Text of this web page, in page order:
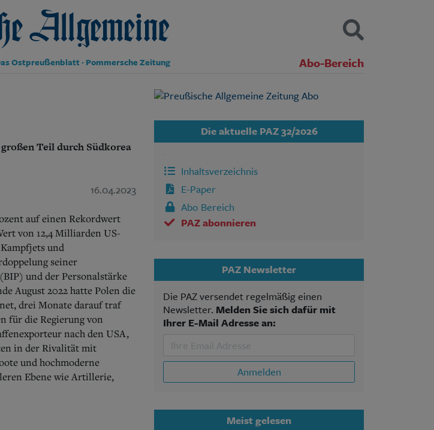
Ostpreußenblatt · Pommersche Zeitung Abo-Bereich
Gesellschaft
Brandenburg
Schlesien
und Westpreußen
Bücher
Kontakt
Datenschutz
SUCHEN
Teil durch Südkorea
16.04.2023
auf einen Rekordwert
von 12,4 Milliarden US-
und
seiner
und der Personalstärke
August 2022 hatte Polen die
drei Monate darauf traf
für die Regierung von
nach den USA,
in der Rivalität mit
und hochmoderne
Ebene wie Artillerie,
Die aktuelle PAZ 32/2026
Inhaltsverzeichnis
E-Paper
Abo Bereich
PAZ abonnieren
PAZ Newsletter
Die PAZ versendet regelmäßig einen
Newsletter. Melden Sie sich dafür mit
Ihrer E-Mail Adresse an:
Anmelden
Meist gelesen